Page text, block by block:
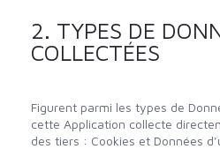
2. TYPES DE
COLLECTÉES
Figurent parmi les types de
cette Application collecte
des tiers : Cookies et Données